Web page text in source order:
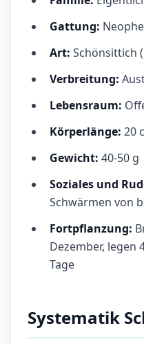
Gattung:
Art: Schönsittich
Verbreitung:
Lebensraum:
Körperlänge: 20
Gewicht: 40-50 g
Soziales und
Schwärmen von
Fortpflanzung:
Dezember, legen
Tage
Systematik